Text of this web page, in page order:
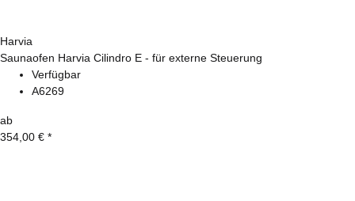
Harvia
Saunaofen Harvia Cilindro E - für externe Steuerung
Verfügbar
A6269
ab
354,00 € *